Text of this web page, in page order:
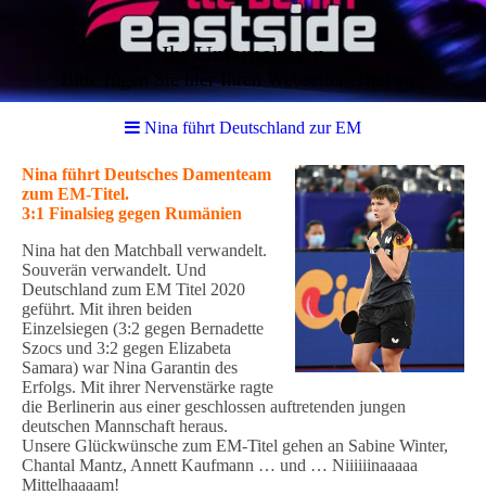
Ihr Unternehmen
Bitte fügen Sie hier Ihren Webseiten-Titel ein.
Nina führt Deutschland zur EM
Nina führt Deutsches Damenteam
zum EM-Titel.
3:1 Finalsieg gegen Rumänien
Nina hat den Matchball verwandelt.
Souverän verwandelt. Und
Deutschland zum EM Titel 2020
geführt. Mit ihren beiden
Einzelsiegen (3:2 gegen Bernadette
Szocs und 3:2 gegen Elizabeta
Samara) war Nina Garantin des
Erfolgs. Mit ihrer Nervenstärke ragte
die Berlinerin aus einer geschlossen auftretenden jungen
deutschen Mannschaft heraus.
Unsere Glückwünsche zum EM-Titel gehen an Sabine Winter,
Chantal Mantz, Annett Kaufmann … und … Niiiiiinaaaaa
Mittelhaaaam!